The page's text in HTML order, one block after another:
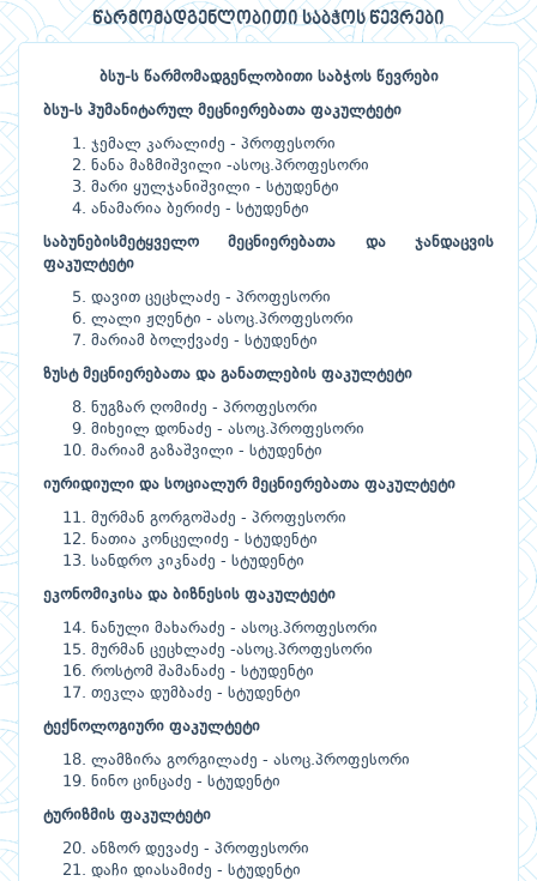
წარმომადგენლობითი საბჭოს წევრები
ბსუ-ს წარმომადგენლობითი საბჭოს წევრები
ბსუ-ს ჰუმანიტარულ მეცნიერებათა ფაკულტეტი
ჯემალ კარალიძე - პროფესორი
ნანა მაზმიშვილი -ასოც.პროფესორი
მარი ყულჯანიშვილი - სტუდენტი
ანამარია ბერიძე - სტუდენტი
საბუნებისმეტყველო მეცნიერებათა და
ჯანდაცვის
ფაკულტეტი
დავით ცეცხლაძე - პროფესორი
ლალი ჟღენტი - ასოც.პროფესორი
მარიამ ბოლქვაძე - სტუდენტი
ზუსტ მეცნიერებათა და განათლების ფაკულტეტი
ნუგზარ ღომიძე - პროფესორი
მიხეილ დონაძე - ასოც.პროფესორი
მარიამ გაზაშვილი - სტუდენტი
იურიდიული და სოციალურ მეცნიერებათა ფაკულტეტი
მურმან გორგოშაძე - პროფესორი
ნათია კონცელიძე - სტუდენტი
სანდრო კიკნაძე - სტუდენტი
ეკონომიკისა და ბიზნესის ფაკულტეტი
ნანული მახარაძე - ასოც.პროფესორი
მურმან ცეცხლაძე -ასოც.პროფესორი
როსტომ შამანაძე - სტუდენტი
თეკლა დუმბაძე - სტუდენტი
ტექნოლოგიური ფაკულტეტი
ლამზირა გორგილაძე - ასოც.პროფესორი
ნინო ცინცაძე - სტუდენტი
ტურიზმის ფაკულტეტი
ანზორ დევაძე - პროფესორი
დაჩი დიასამიძე - სტუდენტი